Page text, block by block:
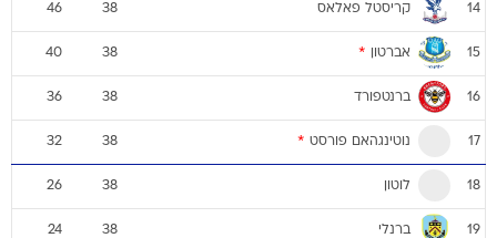
14 קריסטל פאלאס 38
46
15 אברטון *
38
40
16 ברנטפורד 38
36
17 נוטינגהאם פורסט *
38
32
18 לוטון 38
26
19 ברנלי 38
24